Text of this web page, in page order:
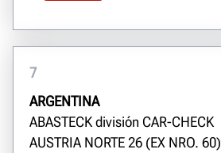
7
ARGENTINA
ABASTECK división CAR-CHECK
AUSTRIA NORTE 26 (EX NRO. 60)